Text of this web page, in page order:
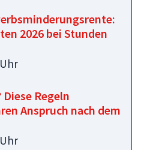
2026 bei Stunden
Regeln
Anspruch nach dem